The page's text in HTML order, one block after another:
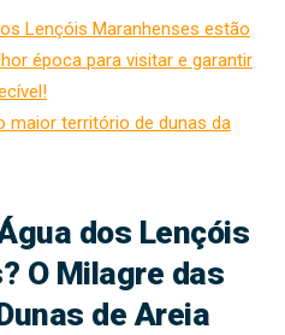
Lençóis Maranhenses estão
época para visitar e garantir
maior território de dunas da
dos Lençóis
O Milagre das
de Areia